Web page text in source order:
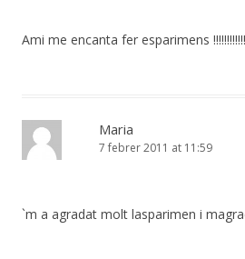
Ami me encanta fer esparimens !!!!!!!!!!!!
Maria
7 febrer 2011 at 11:59
`m a agradat molt lasparimen i